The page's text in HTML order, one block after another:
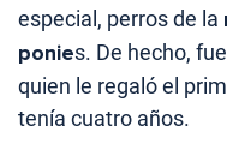
especial, perros de la
ponies. De hecho,
quien le regaló el
tenía cuatro años.